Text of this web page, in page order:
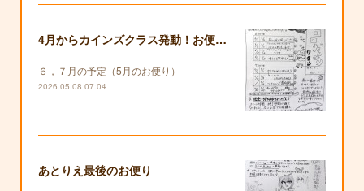
4月からカインズクラス発動！お便りも復活します！
６，７月の予定（5月のお便り）
2026.05.08 07:04
あとりえ最後のお便り